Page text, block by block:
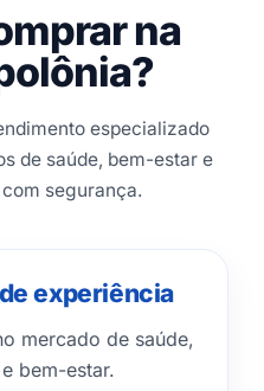
na
especializado
de saúde, bem-estar e
segurança.
experiência
mercado de saúde,
bem-estar.